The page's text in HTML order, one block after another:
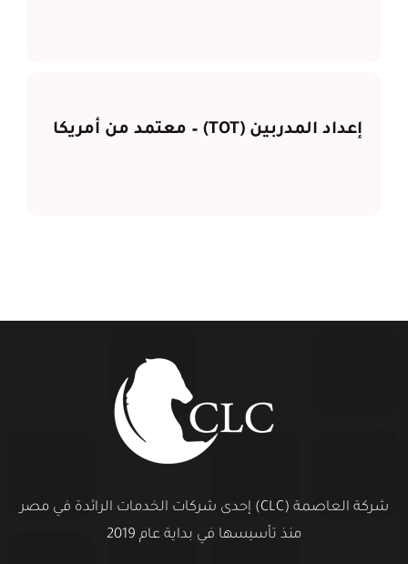
إعداد المدربين (TOT) – معتمد من أمريكا
شركة العاصمة (CLC) إحدى شركات الخدمات الرائدة في مصر
منذ تأسيسها في بداية عام 2019